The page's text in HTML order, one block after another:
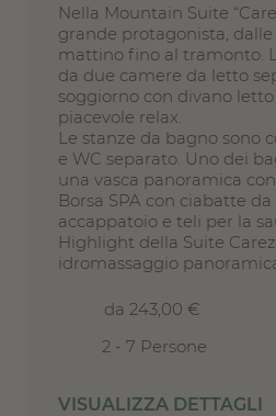
Nella Mountain Suite
grande protagonista,
mattino fino al tramonto.
da due camere da letto
soggiorno con divano
piacevole relax.
Le stanze da bagno sono
e WC separato. Uno dei
una vasca panoramica
Borsa SPA con ciabatte da
accappatoio e teli per la
Highlight della Suite
idromassaggio
da 243,00 €
2 - 7 Persone
VISUALIZZA DETTAGLI